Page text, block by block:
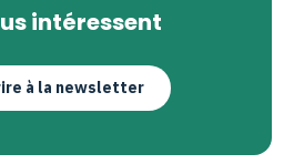
intéressent
à la newsletter